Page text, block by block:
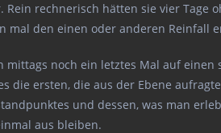
rechnerisch hätten sie vier
den einen oder anderen Reinfall
noch ein letztes Mal auf
die ersten, die aus der Ebene
und dessen, was man
aus bleiben.